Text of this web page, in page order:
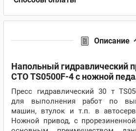
Описание
Напольный гидравлический
СТО TS0500F-4 с ножной
Пресс гидравлический 30 т
для выполнения работ по
машин, втулок и т.п. в
Ножной привод, с